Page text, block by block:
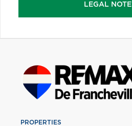
LEGAL NOTE
PROPERTIES